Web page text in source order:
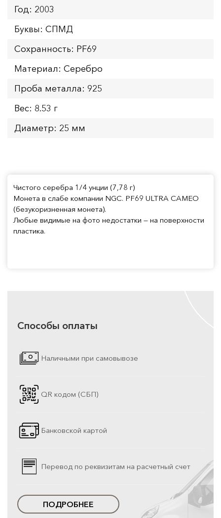
Год: 2003
Буквы: СПМД
Сохранность: PF69
Материал: Серебро
Проба металла: 925
Вес: 8.53 г
Диаметр: 25 мм
Чистого серебра 1/4 унции (7,78 г)
Монета в слабе компании NGC. PF69 ULTRA CAMEO
(безукоризненная монета).
Любые видимые на фото недостатки — на поверхности
пластика.
Способы оплаты
Наличными при самовывозе
QR кодом (СБП)
Банковской картой
Перевод по реквизитам на расчетный счет
ПОДРОБНЕЕ